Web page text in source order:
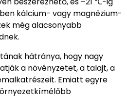
kálcium- vagy magnézium-
még alacsonyabb
hátránya, hogy nagy
a növényzetet, a talajt, a
Emiatt egyre